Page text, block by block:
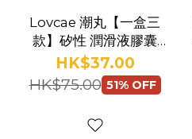
Lovcae 潮丸【一盒三
款】矽性 潤滑液膠囊
【臨期產品】
HK$37.00
HK$75.00 51% OFF